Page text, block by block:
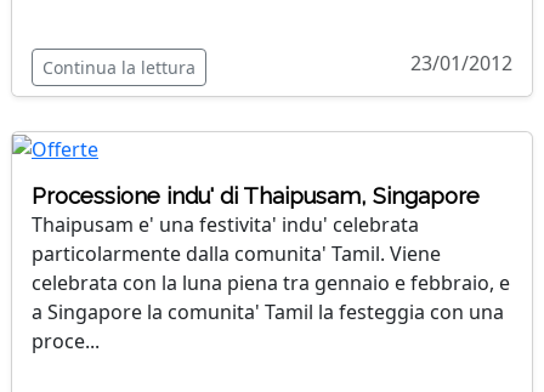
Continua la lettura 23/01/2012
Processione indu' di Thaipusam, Singapore
Thaipusam e' una festivita' indu' celebrata
particolarmente dalla comunita' Tamil. Viene
celebrata con la luna piena tra gennaio e febbraio, e
a Singapore la comunita' Tamil la festeggia con una
proce...